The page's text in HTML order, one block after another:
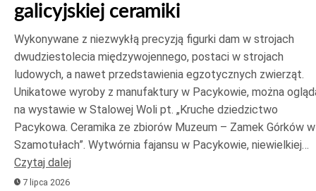
galicyjskiej ceramiki
Wykonywane z niezwykłą precyzją figurki dam w strojach
dwudziestolecia międzywojennego, postaci w strojach
ludowych, a nawet przedstawienia egzotycznych zwierząt.
Unikatowe wyroby z manufaktury w Pacykowie, można
na wystawie w Stalowej Woli pt. „Kruche dziedzictwo
Pacykowa. Ceramika ze zbiorów Muzeum – Zamek Górków w
Szamotułach”. Wytwórnia fajansu w Pacykowie, niewielkiej…
Czytaj dalej
7 lipca 2026